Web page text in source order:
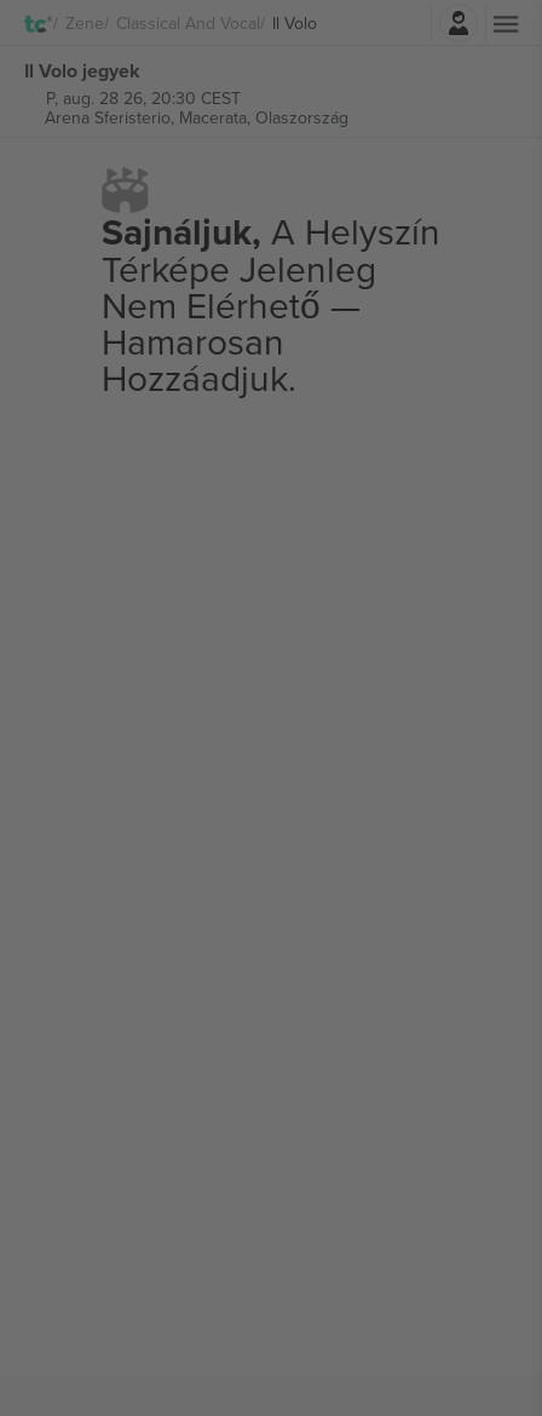
Zene Classical And Vocal Il VoloBelépés
Il Volo jegyek
P, aug. 28 26, 20:30 CEST
Arena Sferisterio, Macerata, Olaszország
Sajnáljuk, A Helyszín
Térképe Jelenleg
Nem Elérhető —
Hamarosan
Hozzáadjuk.